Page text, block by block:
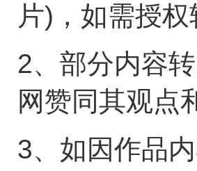
片)，如需授
2、部分内容
网赞同其观点
3、如因作品